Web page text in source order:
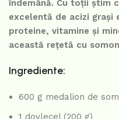
îndemână. Cu toții știm
excelentă de acizi grași
proteine, vitamine și
această rețetă cu
Ingrediente:
600 g medalion de
1 dovlecel (200 g)